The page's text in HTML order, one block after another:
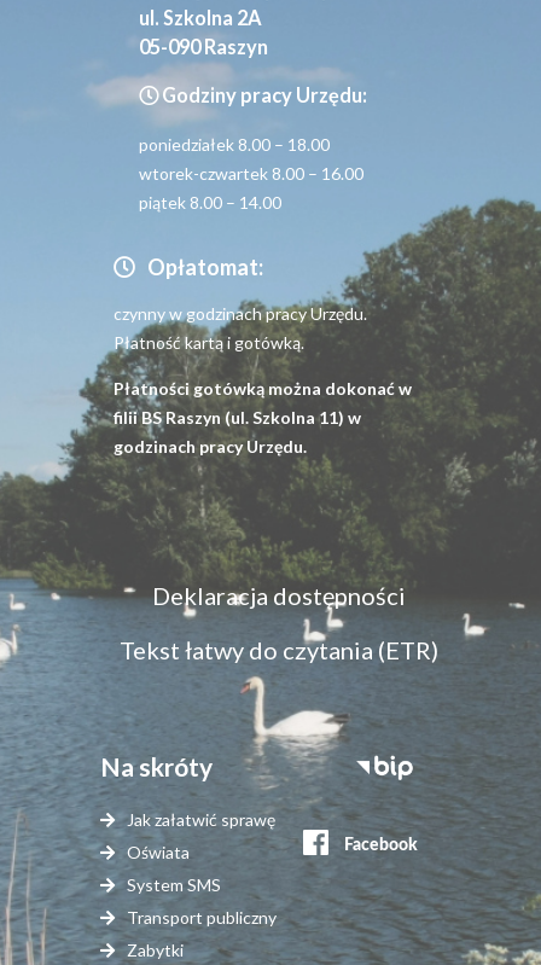
ul. Szkolna 2A
05-090 Raszyn
Godziny pracy Urzędu:
poniedziałek 8.00 – 18.00
wtorek-czwartek 8.00 – 16.00
piątek 8.00 – 14.00
Opłatomat:
czynny w godzinach pracy Urzędu.
Płatność kartą i gotówką.
Płatności gotówką można dokonać w
filii BS Raszyn (ul. Szkolna 11) w
godzinach pracy Urzędu.
Menu
dostępność
Deklaracja dostępności
Tekst łatwy do czytania (ETR)
Na skróty
Jak załatwić sprawę
Oświata
System SMS
Transport publiczny
Zabytki
Stopka
serwisy
zewnętrzne